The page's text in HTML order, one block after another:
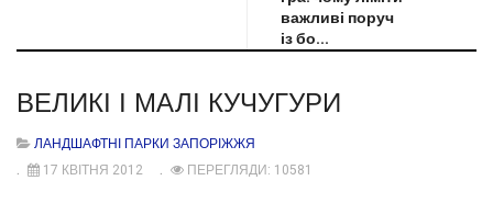
важливі поруч
із бо...
ВЕЛИКІ І МАЛІ КУЧУГУРИ
ЛАНДШАФТНІ ПАРКИ ЗАПОРІЖЖЯ
17 КВІТНЯ 2012
ПЕРЕГЛЯДИ: 10581